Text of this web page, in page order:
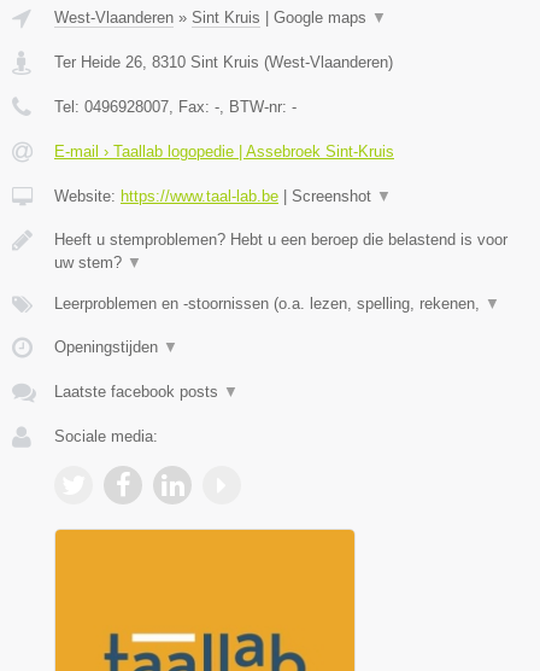
West-Vlaanderen » Sint Kruis Google maps ▼
Ter Heide 26, 8310 Sint Kruis (West-Vlaanderen)
Tel: 0496928007, Fax: -, BTW-nr: -
E-mail › Taallab logopedie | Assebroek Sint-Kruis
Website: https://www.taal-lab.be Screenshot ▼
Heeft u stemproblemen? Hebt u een beroep die belastend is voor
uw stem? ▼
Leerproblemen en -stoornissen (o.a. lezen, spelling, rekenen, ▼
Openingstijden ▼
Laatste facebook posts ▼
Sociale media: